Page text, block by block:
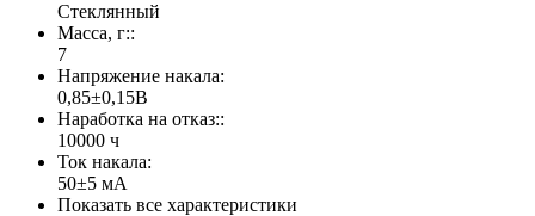
Стеклянный
Масса, г::
7
Напряжение накала:
0,85±0,15В
Наработка на отказ::
10000 ч
Ток накала:
50±5 мА
Показать все характеристики